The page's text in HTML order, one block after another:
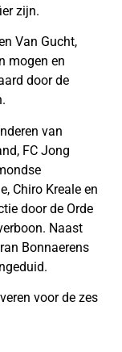
zijn.
Van Gucht,
mogen en
door de
van
FC Jong
Chiro Kreale en
door de Orde
Naast
Bonnaerens
voor de zes